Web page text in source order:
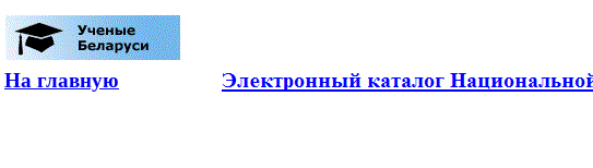
На главную